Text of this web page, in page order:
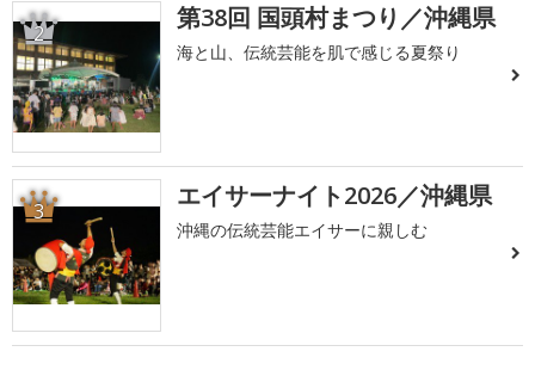
2 第38回 国頭村まつり／沖縄県
海と山、伝統芸能を肌で感じる夏祭り
3 エイサーナイト2026／沖縄県
沖縄の伝統芸能エイサーに親しむ